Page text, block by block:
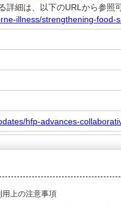
細は、以下のURLから参照可
illness/strengthening-
hfp-advances-
用上の注意事項